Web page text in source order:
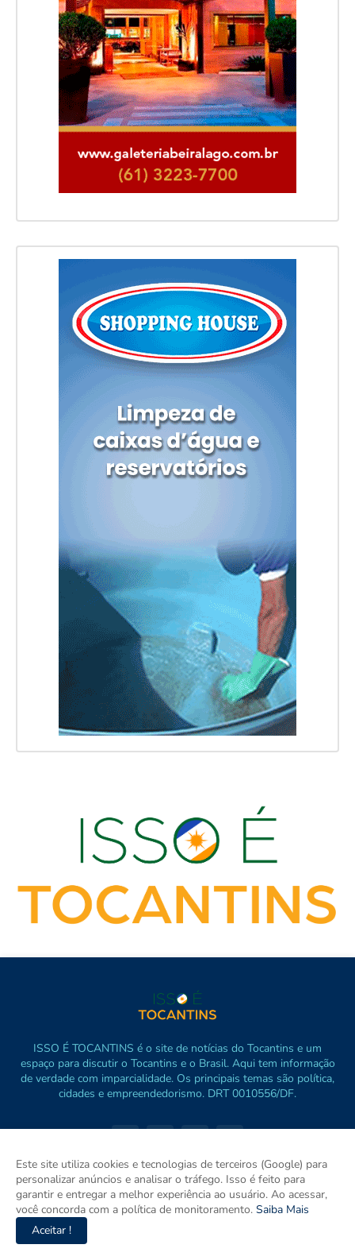
ISSO É TOCANTINS é o site de notícias do Tocantins e um
espaço para discutir o Tocantins e o Brasil. Aqui tem informação
de verdade com imparcialidade. Os principais temas são política,
cidades e empreendedorismo. DRT 0010556/DF.
Este site utiliza cookies e tecnologias de terceiros (Google) para
personalizar anúncios e analisar o tráfego. Isso é feito para
garantir e entregar a melhor experiência ao usuário. Ao acessar,
você concorda com a política de monitoramento. Saiba Mais
Aceitar !